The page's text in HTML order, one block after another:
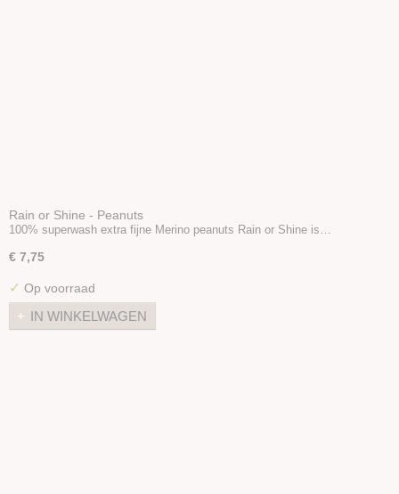
Rain or Shine - Peanuts
100% superwash extra fijne Merino peanuts Rain or Shine is…
€ 7,75
✓ Op voorraad
IN WINKELWAGEN